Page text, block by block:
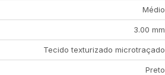
Médio
3.00 mm
Tecido texturizado microtraçado
Preto